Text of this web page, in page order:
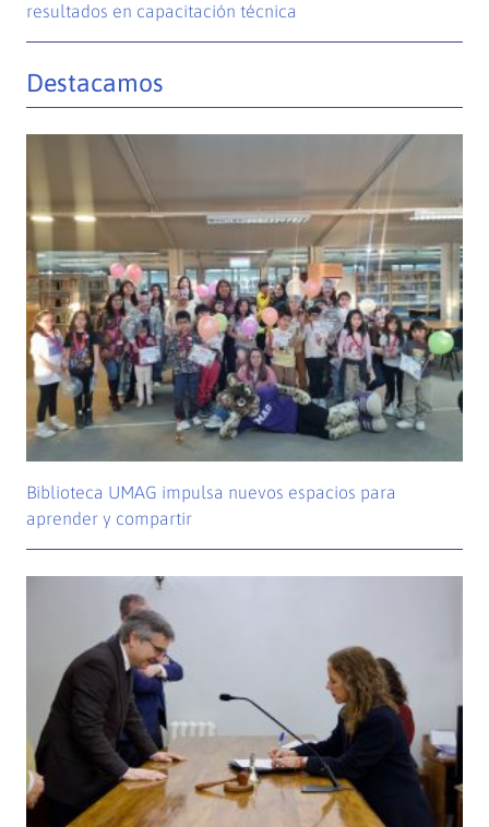
resultados en capacitación técnica
Destacamos
Biblioteca UMAG impulsa nuevos espacios para
aprender y compartir